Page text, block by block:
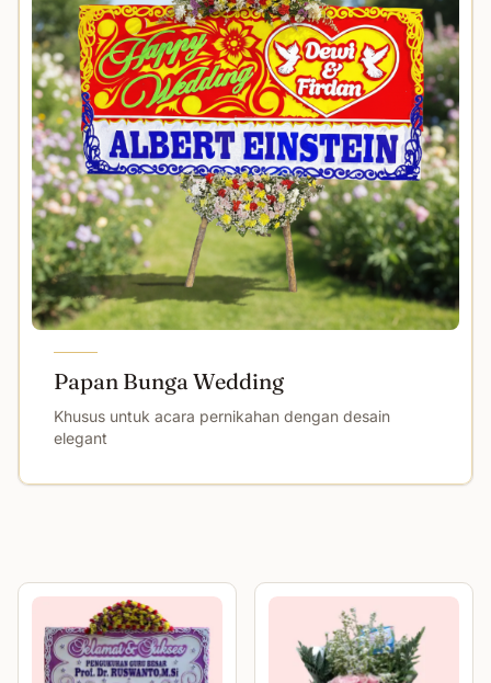
Papan Bunga Wedding
Khusus untuk acara pernikahan dengan desain
elegant